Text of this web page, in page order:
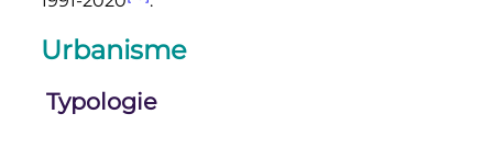
Urbanisme
Typologie